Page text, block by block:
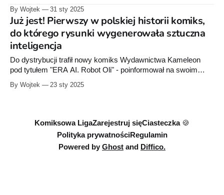
zbiórka społecznościowa na zbiorczy album "The Best of
Likwidator. 30 lat słusznych likwidacji". Za kilka dni ruszamy z
takim oto projektem: "The Best of Likwidator. 30 lat słusznych
likwidacji". To potężna
By Wojtek 31 sty 2025
Już jest! Pierwszy w polskiej historii komiks,
do którego rysunki wygenerowała sztuczna
inteligencja
Do dystrybucji trafił nowy komiks Wydawnictwa Kameleon
pod tytułem "ERA AI. Robot Oli" - poinformował na swoim
profilu jego scenarzysta Robert Zaręba. Wśród rysowników na
okładce wymieniono: DALL-E, Microsoft Designer i Canvę.
By Wojtek 23 sty 2025
Komiksowa LigaZarejestruj sięCiasteczka 🍪
Polityka prywatnościRegulamin
Powered by Ghost and Diffico.